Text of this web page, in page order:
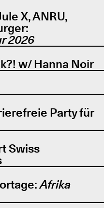
X, ANRU,
2026
w/ Hanna Noir
Party für
Swiss
Afrika